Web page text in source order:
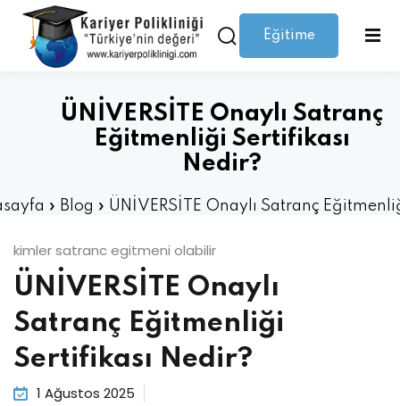
Eğitime
ÜNİVERSİTE Onaylı Satranç
Eğitmenliği Sertifikası
Nedir?
» Blog » ÜNİVERSİTE Onaylı Satranç
kimler satranc egitmeni olabilir
ÜNİVERSİTE Onaylı
Satranç Eğitmenliği
Sertifikası Nedir?
1 Ağustos 2025
Giriş yap Kaydolmak
Giriş yap
Hesabınız yok mu?Kaydolmak
Beni hatırla Şifrenizi mi kaybettiniz?